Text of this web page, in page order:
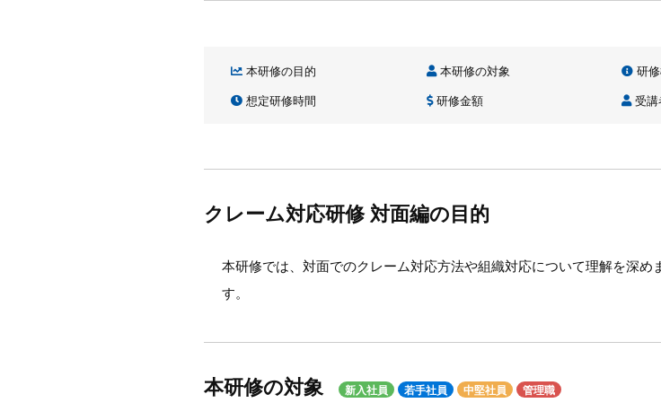
本研修の目的 本研修の対象 研
想定研修時間
研修金額 受講
クレーム対応研修 対面編の目的
本研修では、対面でのクレーム対応方法や組織対応について理解を深
す。
本研修の対象 新入社員 若手社員 中堅社員 管理職